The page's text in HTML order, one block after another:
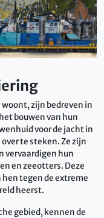
woont, zijn bedreven in
bouwen van hun
voor de jacht in
te steken. Ze zijn
vervaardigen hun
en zeeotters. Deze
hen tegen de extreme
heerst.
gebied, kennen de